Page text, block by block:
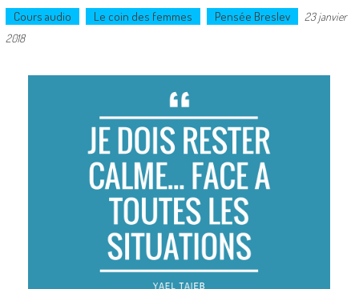
Cours audio Le coin des femmes Pensée Breslev
23 janvier
2018